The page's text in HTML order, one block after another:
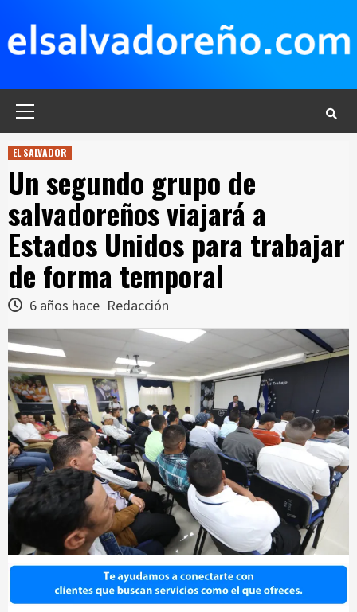
contenido
EL SALVADOR
Un segundo grupo de
salvadoreños viajará a
Estados Unidos para trabajar
de forma temporal
6 años hace Redacción